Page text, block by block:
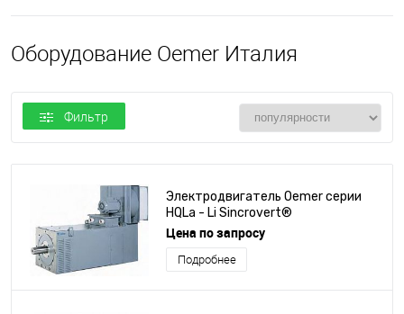
Оборудование Oemer Италия
Фильтр
Электродвигатель Oemer серии
HQLa - Li Sincrovert®
Цена по запросу
Подробнее